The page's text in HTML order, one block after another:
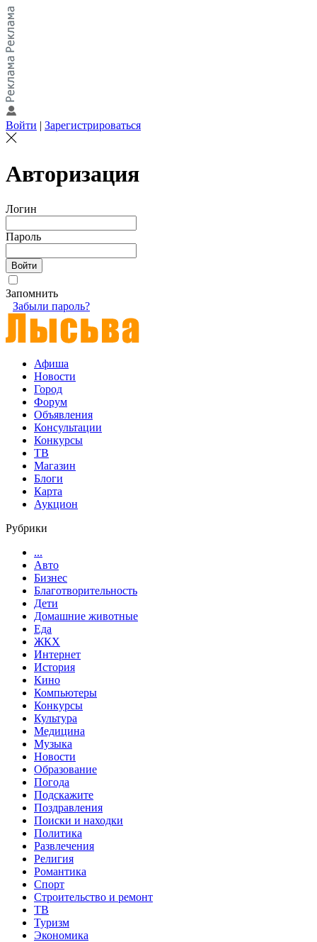
Войти | Зарегистрироваться
Авторизация
Логин
Пароль
Запомнить
Забыли пароль?
Афиша
Новости
Город
Форум
Объявления
Консультации
Конкурсы
ТВ
Магазин
Блоги
Карта
Аукцион
Рубрики
...
Авто
Бизнес
Благотворительность
Дети
Домашние животные
Еда
ЖКХ
Интернет
История
Кино
Компьютеры
Конкурсы
Культура
Медицина
Музыка
Новости
Образование
Погода
Подскажите
Поздравления
Поиски и находки
Политика
Развлечения
Религия
Романтика
Спорт
Строительство и ремонт
ТВ
Туризм
Экономика